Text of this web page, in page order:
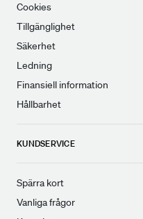
Cookies
Tillgänglighet
Säkerhet
Ledning
Finansiell information
Hållbarhet
KUNDSERVICE
Spärra kort
Vanliga frågor